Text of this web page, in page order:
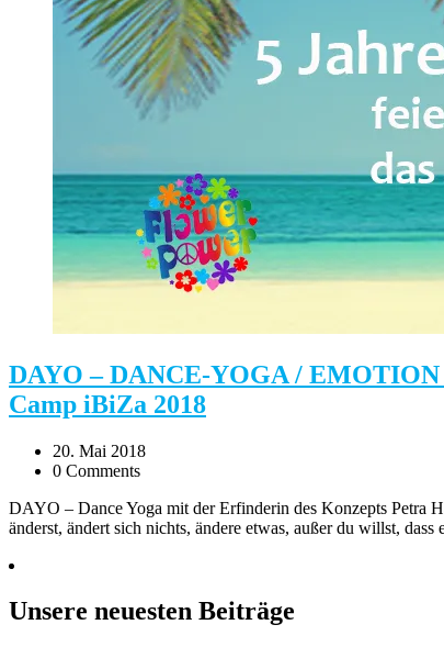
DAYO – DANCE-YOGA /
Camp iBiZa 2018
20. Mai 2018
0 Comments
DAYO – Dance Yoga mit der Erfinderin des Konzepts Petra
änderst, ändert sich nichts, ändere etwas, außer du willst,
Unsere neuesten Beiträge